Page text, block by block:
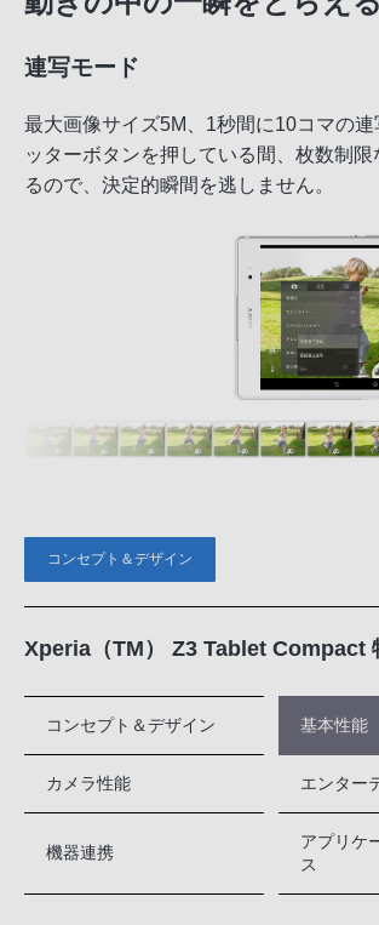
連写モード
最大画像サイズ5M、1秒間に10コマの連
ッターボタンを押している間、枚数制
るので、決定的瞬間を逃しません。
コンセプト＆デザイン
Xperia（TM） Z3 Tablet Compact
コンセプト＆デザイン 基本性能
カメラ性能 エンター
機器連携
アプリケ
ス